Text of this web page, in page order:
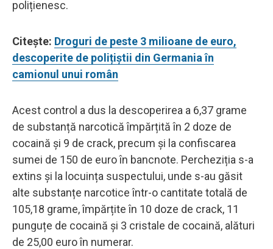
polițienesc.
Citește: Droguri de peste 3 milioane de euro,
descoperite de polițiștii din Germania în
camionul unui român
Acest control a dus la descoperirea a 6,37 grame
de substanță narcotică împărțită în 2 doze de
cocaină și 9 de crack, precum și la confiscarea
sumei de 150 de euro în bancnote. Percheziția s-a
extins și la locuința suspectului, unde s-au găsit
alte substanțe narcotice într-o cantitate totală de
105,18 grame, împărțite în 10 doze de crack, 11
punguțe de cocaină și 3 cristale de cocaină, alături
de 25,00 euro în numerar.